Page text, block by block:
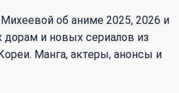
об аниме 2025, 2026 и
дорам и новых сериалов из
Манга, актеры, анонсы и